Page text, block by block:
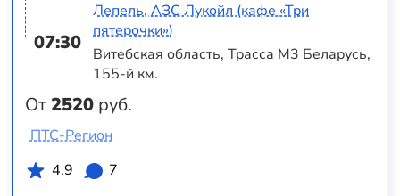
07:30
От2520 руб.
Лепель, АЗС Лукойл (кафе «Три
пятерочки»)
Витебская область, Трасса M3 Беларусь,
155-й км.
ПТС-Регион
4.9
7